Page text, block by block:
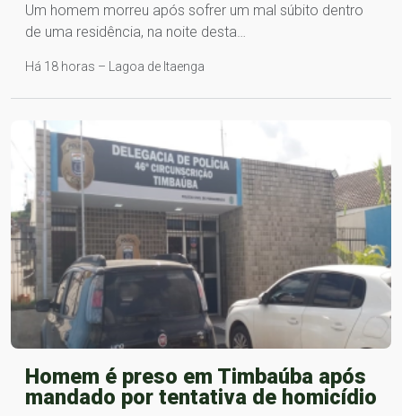
Um homem morreu após sofrer um mal súbito dentro
de uma residência, na noite desta…
Há 18 horas – Lagoa de Itaenga
Homem é preso em Timbaúba após
mandado por tentativa de homicídio